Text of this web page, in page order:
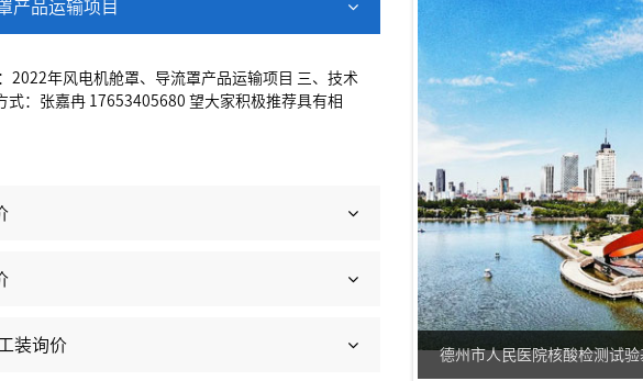
产品运输项目
2022年风电机舱罩、导流罩产品运输项目 三、技术
式：张嘉冉 17653405680 望大家积极推荐具有相
装询价
项目（一期单机及阳台壁挂） 德州市人民医院核酸检测试